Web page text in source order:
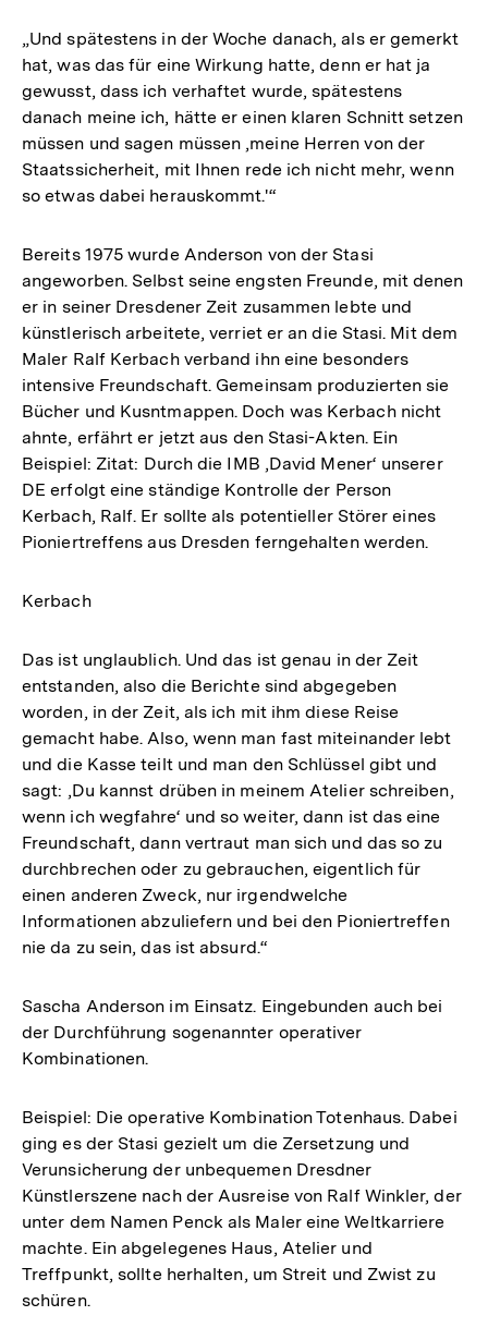
„Und spätestens in der Woche danach, als er gemerkt
hat, was das für eine Wirkung hatte, denn er hat ja
gewusst, dass ich verhaftet wurde, spätestens
danach meine ich, hätte er einen klaren Schnitt setzen
müssen und sagen müssen ‚meine Herren von der
Staatssicherheit, mit Ihnen rede ich nicht mehr, wenn
so etwas dabei herauskommt.'“
Bereits 1975 wurde Anderson von der Stasi
angeworben. Selbst seine engsten Freunde, mit denen
er in seiner Dresdener Zeit zusammen lebte und
künstlerisch arbeitete, verriet er an die Stasi. Mit dem
Maler Ralf Kerbach verband ihn eine besonders
intensive Freundschaft. Gemeinsam produzierten sie
Bücher und Kusntmappen. Doch was Kerbach nicht
ahnte, erfährt er jetzt aus den Stasi-Akten. Ein
Beispiel: Zitat: Durch die IMB ‚David Mener‘ unserer
DE erfolgt eine ständige Kontrolle der Person
Kerbach, Ralf. Er sollte als potentieller Störer eines
Pioniertreffens aus Dresden ferngehalten werden.
Kerbach
Das ist unglaublich. Und das ist genau in der Zeit
entstanden, also die Berichte sind abgegeben
worden, in der Zeit, als ich mit ihm diese Reise
gemacht habe. Also, wenn man fast miteinander lebt
und die Kasse teilt und man den Schlüssel gibt und
sagt: ‚Du kannst drüben in meinem Atelier schreiben,
wenn ich wegfahre‘ und so weiter, dann ist das eine
Freundschaft, dann vertraut man sich und das so zu
durchbrechen oder zu gebrauchen, eigentlich für
einen anderen Zweck, nur irgendwelche
Informationen abzuliefern und bei den Pioniertreffen
nie da zu sein, das ist absurd.“
Sascha Anderson im Einsatz. Eingebunden auch bei
der Durchführung sogenannter operativer
Kombinationen.
Beispiel: Die operative Kombination Totenhaus. Dabei
ging es der Stasi gezielt um die Zersetzung und
Verunsicherung der unbequemen Dresdner
Künstlerszene nach der Ausreise von Ralf Winkler, der
unter dem Namen Penck als Maler eine Weltkarriere
machte. Ein abgelegenes Haus, Atelier und
Treffpunkt, sollte herhalten, um Streit und Zwist zu
schüren.